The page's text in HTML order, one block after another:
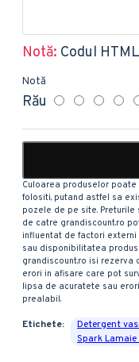
Notă: Codul
Notă
Rău
Culoarea produselor
folositi, putand astfel sa
pozele de pe site.
de catre grandiscount.ro
influentat de factori
sau disponibilitatea
grandiscount.ro isi rezerva
erori in afisare care pot
lipsa de acuratete sau
prealabil.
Etichete:
Detergent
Spark